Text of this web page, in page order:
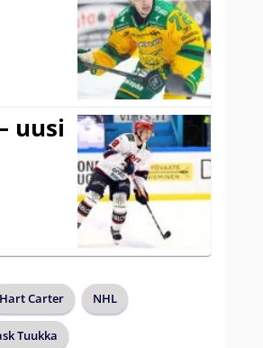
uusi
Hart Carter NHL
Tuukka